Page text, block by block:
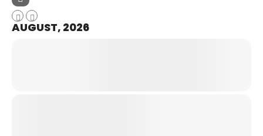
AUGUST, 2026